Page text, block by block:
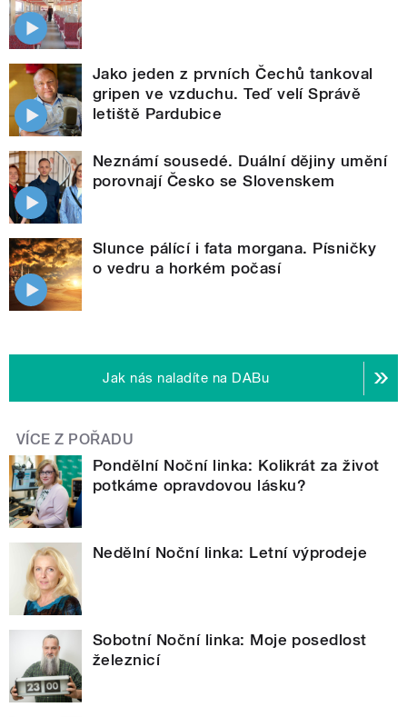
Jako jeden z prvních Čechů tankoval
gripen ve vzduchu. Teď velí Správě
letiště Pardubice
Neznámí sousedé. Duální dějiny umění
porovnají Česko se Slovenskem
Slunce pálící i fata morgana. Písničky
o vedru a horkém počasí
Jak nás naladíte na DABu
VÍCE Z POŘADU
Pondělní Noční linka: Kolikrát za život
potkáme opravdovou lásku?
Nedělní Noční linka: Letní výprodeje
Sobotní Noční linka: Moje posedlost
železnicí